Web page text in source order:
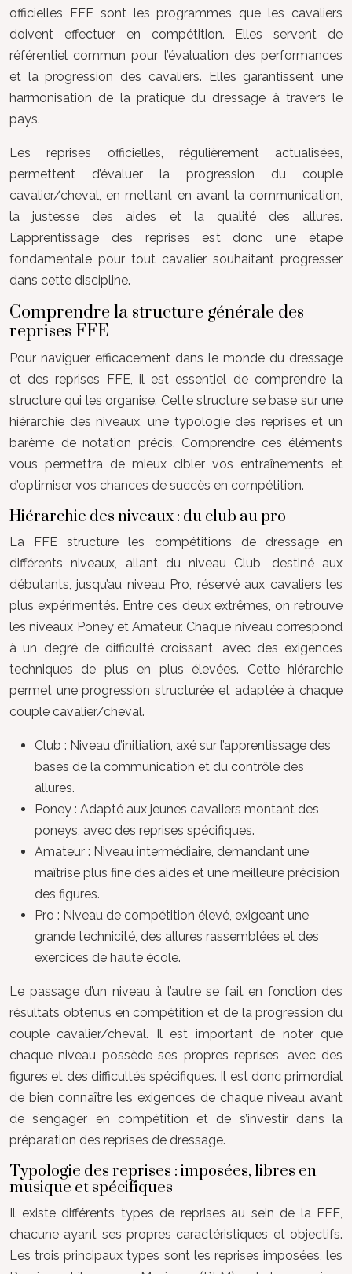
officielles FFE sont les programmes que les cavaliers
doivent effectuer en compétition. Elles servent de
référentiel commun pour l’évaluation des performances
et la progression des cavaliers. Elles garantissent une
harmonisation de la pratique du dressage à travers le
pays.
Les reprises officielles, régulièrement actualisées,
permettent d’évaluer la progression du couple
cavalier/cheval, en mettant en avant la communication,
la justesse des aides et la qualité des allures.
L’apprentissage des reprises est donc une étape
fondamentale pour tout cavalier souhaitant progresser
dans cette discipline.
Comprendre la structure générale des
reprises FFE
Pour naviguer efficacement dans le monde du dressage
et des reprises FFE, il est essentiel de comprendre la
structure qui les organise. Cette structure se base sur une
hiérarchie des niveaux, une typologie des reprises et un
barème de notation précis. Comprendre ces éléments
vous permettra de mieux cibler vos entraînements et
d’optimiser vos chances de succès en compétition.
Hiérarchie des niveaux : du club au pro
La FFE structure les compétitions de dressage en
différents niveaux, allant du niveau Club, destiné aux
débutants, jusqu’au niveau Pro, réservé aux cavaliers les
plus expérimentés. Entre ces deux extrêmes, on retrouve
les niveaux Poney et Amateur. Chaque niveau correspond
à un degré de difficulté croissant, avec des exigences
techniques de plus en plus élevées. Cette hiérarchie
permet une progression structurée et adaptée à chaque
couple cavalier/cheval.
Club : Niveau d’initiation, axé sur l’apprentissage des
bases de la communication et du contrôle des
allures.
Poney : Adapté aux jeunes cavaliers montant des
poneys, avec des reprises spécifiques.
Amateur : Niveau intermédiaire, demandant une
maîtrise plus fine des aides et une meilleure précision
des figures.
Pro : Niveau de compétition élevé, exigeant une
grande technicité, des allures rassemblées et des
exercices de haute école.
Le passage d’un niveau à l’autre se fait en fonction des
résultats obtenus en compétition et de la progression du
couple cavalier/cheval. Il est important de noter que
chaque niveau possède ses propres reprises, avec des
figures et des difficultés spécifiques. Il est donc primordial
de bien connaître les exigences de chaque niveau avant
de s’engager en compétition et de s’investir dans la
préparation des reprises de dressage.
Typologie des reprises : imposées, libres en
musique et spécifiques
Il existe différents types de reprises au sein de la FFE,
chacune ayant ses propres caractéristiques et objectifs.
Les trois principaux types sont les reprises imposées, les